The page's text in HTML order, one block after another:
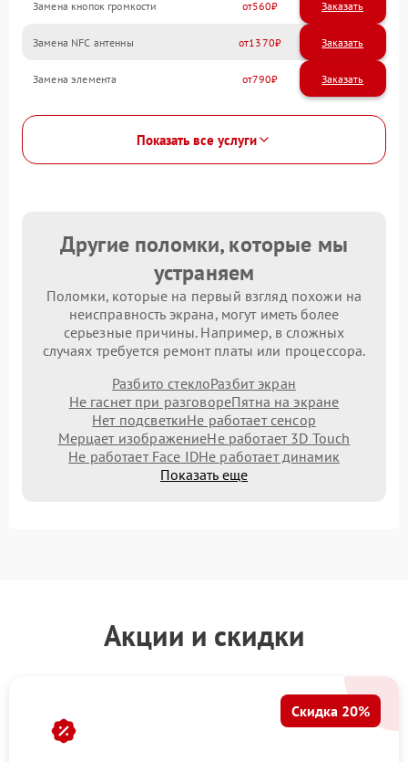
Замена кнопок громкости 560
Замена NFC антенны 1370
Замена элемента 790
Показать все услуги
Другие поломки, которые мы
устраняем
Поломки, которые на первый взгляд похожи на
неисправность экрана, могут иметь более
серьезные причины. Например, в сложных
случаях требуется ремонт платы или процессора.
Разбито стеклоРазбит экран
Не гаснет при разговореПятна на экране
Нет подсветкиНе работает сенсор
Мерцает изображениеНе работает 3D Touch
Не работает Face IDНе работает динамик
Показать еще
Акции и скидки
Скидка 20%